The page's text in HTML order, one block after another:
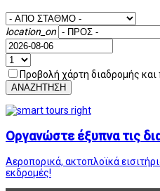
location_on
Προβολή χάρτη διαδρομής
ΑΝΑΖΗΤΗΣΗ
Οργανώστε έξυπνα τις
Αεροπορικά, ακτοπλοϊκά
εκδρομές!